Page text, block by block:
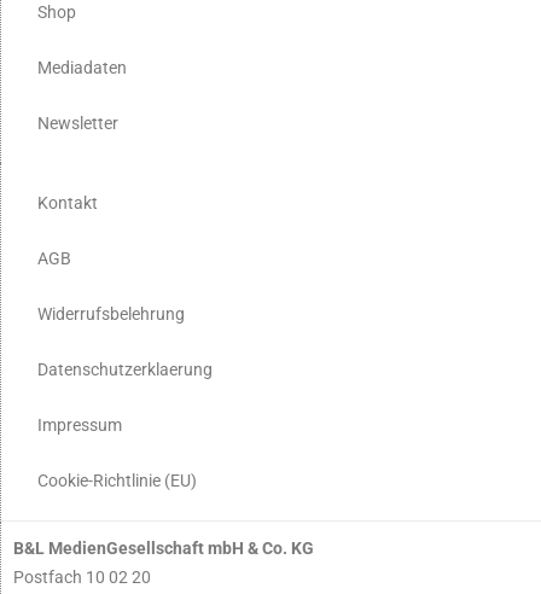
Shop
Mediadaten
Newsletter
Kontakt
AGB
Widerrufsbelehrung
Datenschutzerklaerung
Impressum
Cookie-Richtlinie (EU)
B&L MedienGesellschaft mbH & Co. KG
Postfach 10 02 20